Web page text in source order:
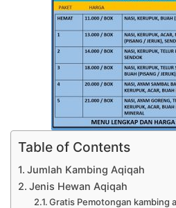
Table of Contents
Jumlah Kambing Aqiqah
Jenis Hewan Aqiqah
Gratis Pemotongan kambing